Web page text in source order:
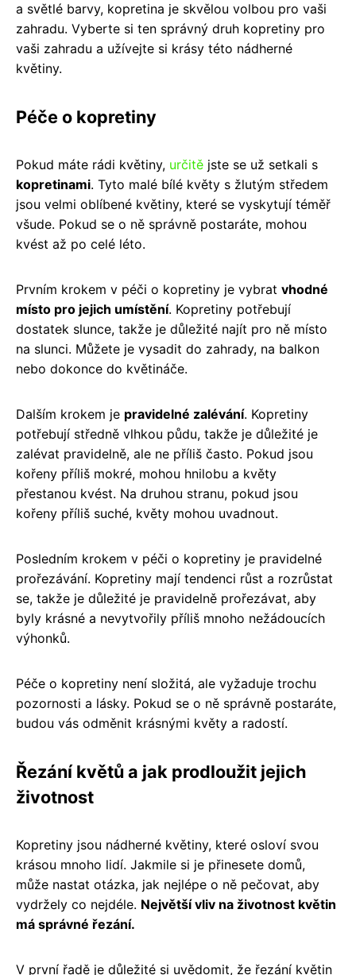
a světlé barvy, kopretina je skvělou volbou pro vaši
zahradu. Vyberte si ten správný druh kopretiny pro
vaši zahradu a užívejte si krásy této nádherné
květiny.
Péče o kopretiny
Pokud máte rádi květiny, určitě jste se už setkali s
kopretinami. Tyto malé bílé květy s žlutým středem
jsou velmi oblíbené květiny, které se vyskytují téměř
všude. Pokud se o ně správně postaráte, mohou
kvést až po celé léto.
Prvním krokem v péči o kopretiny je vybrat vhodné
místo pro jejich umístění. Kopretiny potřebují
dostatek slunce, takže je důležité najít pro ně místo
na slunci. Můžete je vysadit do zahrady, na balkon
nebo dokonce do květináče.
Dalším krokem je pravidelné zalévání. Kopretiny
potřebují středně vlhkou půdu, takže je důležité je
zalévat pravidelně, ale ne příliš často. Pokud jsou
kořeny příliš mokré, mohou hnilobu a květy
přestanou kvést. Na druhou stranu, pokud jsou
kořeny příliš suché, květy mohou uvadnout.
Posledním krokem v péči o kopretiny je pravidelné
prořezávání. Kopretiny mají tendenci růst a rozrůstat
se, takže je důležité je pravidelně prořezávat, aby
byly krásné a nevytvořily příliš mnoho nežádoucích
výhonků.
Péče o kopretiny není složitá, ale vyžaduje trochu
pozornosti a lásky. Pokud se o ně správně postaráte,
budou vás odměnit krásnými květy a radostí.
Řezání květů a jak prodloužit jejich
životnost
Kopretiny jsou nádherné květiny, které osloví svou
krásou mnoho lidí. Jakmile si je přinesete domů,
může nastat otázka, jak nejlépe o ně pečovat, aby
vydržely co nejdéle. Největší vliv na životnost květin
má správné řezání.
V první řadě je důležité si uvědomit, že řezání květin